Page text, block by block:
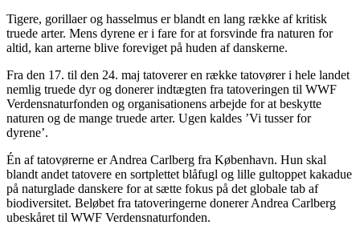
Tigere, gorillaer og hasselmus er blandt en lang række af kritisk
truede arter. Mens dyrene er i fare for at forsvinde fra naturen for
altid, kan arterne blive foreviget på huden af danskerne.
Fra den 17. til den 24. maj tatoverer en række tatovører i hele landet
nemlig truede dyr og donerer indtægten fra tatoveringen til WWF
Verdensnaturfonden og organisationens arbejde for at beskytte
naturen og de mange truede arter. Ugen kaldes ’Vi tusser for
dyrene’.
Én af tatovørerne er Andrea Carlberg fra København. Hun skal
blandt andet tatovere en sortplettet blåfugl og lille gultoppet kakadue
på naturglade danskere for at sætte fokus på det globale tab af
biodiversitet. Beløbet fra tatoveringerne donerer Andrea Carlberg
ubeskåret til WWF Verdensnaturfonden.